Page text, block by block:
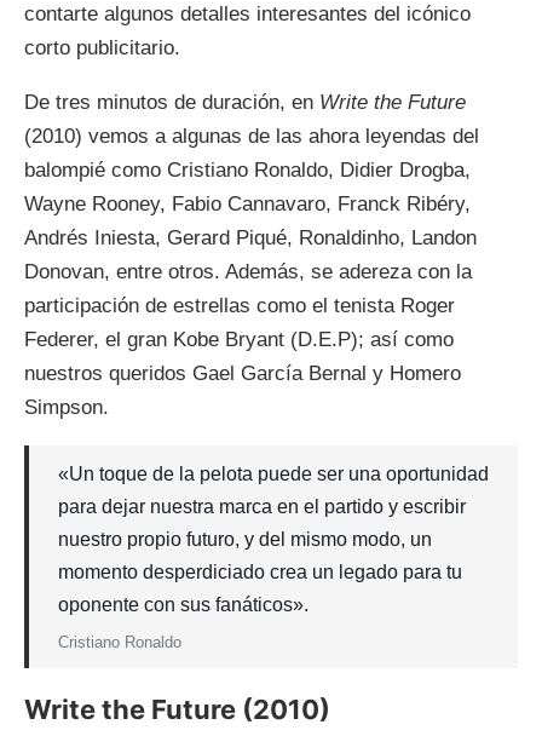
contarte algunos detalles interesantes del icónico
corto publicitario.
De tres minutos de duración, en Write the Future
(2010) vemos a algunas de las ahora leyendas del
balompié como Cristiano Ronaldo, Didier Drogba,
Wayne Rooney, Fabio Cannavaro, Franck Ribéry,
Andrés Iniesta, Gerard Piqué, Ronaldinho, Landon
Donovan, entre otros. Además, se adereza con la
participación de estrellas como el tenista Roger
Federer, el gran Kobe Bryant (D.E.P); así como
nuestros queridos Gael García Bernal y Homero
Simpson.
«Un toque de la pelota puede ser una oportunidad
para dejar nuestra marca en el partido y escribir
nuestro propio futuro, y del mismo modo, un
momento desperdiciado crea un legado para tu
oponente con sus fanáticos».
Cristiano Ronaldo
Write the Future (2010)